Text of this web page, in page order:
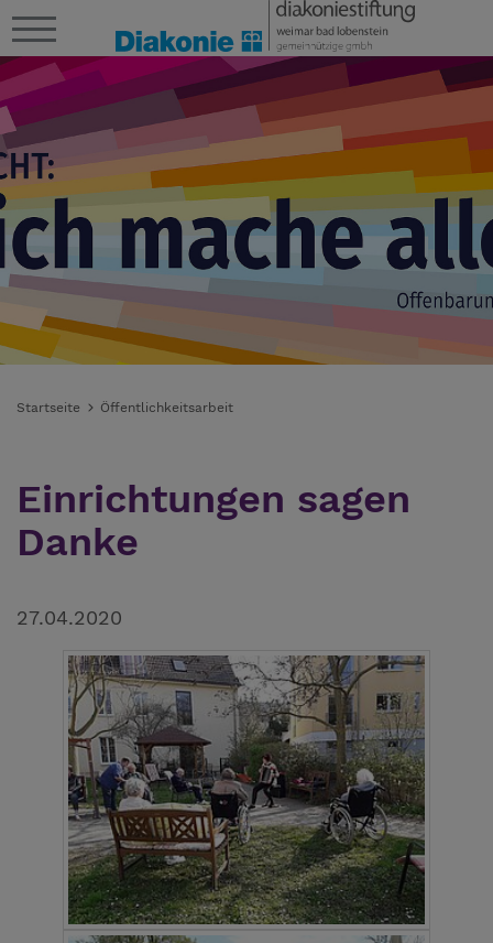
Startseite Öffentlichkeitsarbeit
Einrichtungen sagen
Danke
27.04.2020